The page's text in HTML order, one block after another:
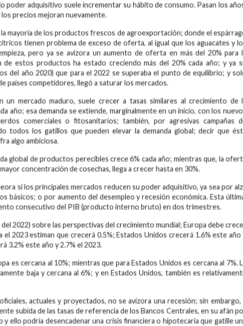
poder adquisitivo suele incrementar su hábito de consumo. Pasan los
precios mejoran nuevamente.
mayoría de los productos frescos de agroexportación; donde el
tienen problema de exceso de oferta, al igual que los aguacates y
pero ya se avizora un aumento de oferta en más del 20% para
de estos productos ha estado creciendo más del 20% cada año; y ya
del año 2020) que para el 2022 se superaba el punto de equilibrio; y
países competidores, llegó a saturar los mercados.
un mercado maduro, suele crecer a tasas similares al crecimiento de
año; esa demanda se extiende, marginalmente en un inicio, con los
comerciales o fitosanitarios; también, por agresivas campañas
todos los gatillos que pueden elevar la demanda global; decir que
algo ambiciosa.
global de productos perecibles crece 6% cada año; mientras que, la
concentración de cosechas, llega a crecer hasta en 30%.
si los principales mercados reducen su poder adquisitivo, ya sea por
básicos; o por aumento del desempleo y recesión económica. Esta
consecutivo del PIB (producto interno bruto) en dos trimestres.
2022) sobre las perspectivas del crecimiento mundial; Europa debe
el 2023 estiman que crecerá 0.5%; Estados Unidos crecerá 1.6% este año
3.2% este año y 2.7% el 2023.
es cercana al 10%; mientras que para Estados Unidos es cercana al 7%.
baja y cercana al 6%; y en Estados Unidos, también es
actuales y proyectados, no se avizora una recesión; sin embargo,
subida de las tasas de referencia de los Bancos Centrales, en su afán
ello podría desencadenar una crisis financiera o hipotecaria que gatille